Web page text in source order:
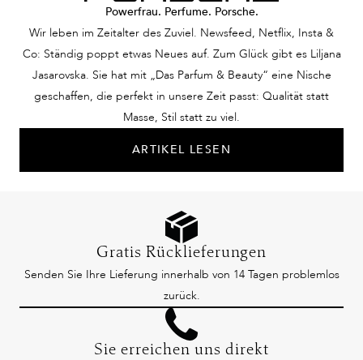
Powerfrau. Perfume. Porsche.
Wir leben im Zeitalter des Zuviel. Newsfeed, Netflix, Insta &
Co: Ständig poppt etwas Neues auf. Zum Glück gibt es Liljana
Jasarovska. Sie hat mit „Das Parfum & Beauty“ eine Nische
geschaffen, die perfekt in unsere Zeit passt: Qualität statt
Masse, Stil statt zu viel.
ARTIKEL LESEN
Gratis Rücklieferungen
Senden Sie Ihre Lieferung innerhalb von 14 Tagen problemlos
zurück.
Sie erreichen uns direkt